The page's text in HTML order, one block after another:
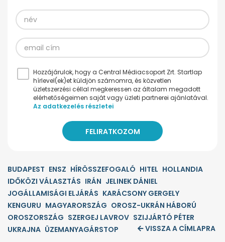
Hozzájárulok, hogy a Central Médiacsoport Zrt. Startlap
hírlevel(ek)et küldjön számomra, és közvetlen
üzletszerzési céllal megkeressen az általam megadott
elérhetőségeimen saját vagy üzleti partnerei ajánlatával.
Az adatkezelés részletei
BUDAPEST ENSZ HÍRÖSSZEFOGALÓ HITEL HOLLANDIA
IDŐKÖZI VÁLASZTÁS IRÁN JELINEK DÁNIEL
JOGÁLLAMISÁGI ELJÁRÁS KARÁCSONY GERGELY
KENGURU MAGYARORSZÁG OROSZ-UKRÁN HÁBORÚ
OROSZORSZÁG SZERGEJ LAVROV SZIJJÁRTÓ PÉTER
UKRAJNA ÜZEMANYAGÁRSTOP VISSZA A CÍMLAPRA